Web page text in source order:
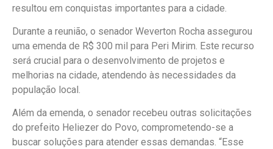
resultou em conquistas importantes para a cidade.
Durante a reunião, o senador Weverton Rocha assegurou
uma emenda de R$ 300 mil para Peri Mirim. Este recurso
será crucial para o desenvolvimento de projetos e
melhorias na cidade, atendendo às necessidades da
população local.
Além da emenda, o senador recebeu outras solicitações
do prefeito Heliezer do Povo, comprometendo-se a
buscar soluções para atender essas demandas. “Esse